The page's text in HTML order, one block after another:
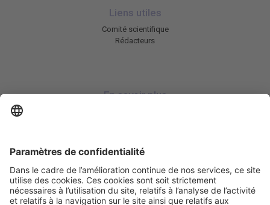
Liens utiles
Comité scientifique
Rédacteurs
En savoir plus
Abonnez-vous à notre newsletter